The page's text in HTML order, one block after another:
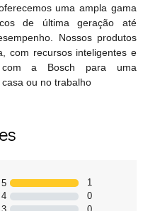
uma ampla gama
de última geração até
Nossos produtos
com recursos inteligentes e
com a Bosch para uma
ou no trabalho
5
1
4
0